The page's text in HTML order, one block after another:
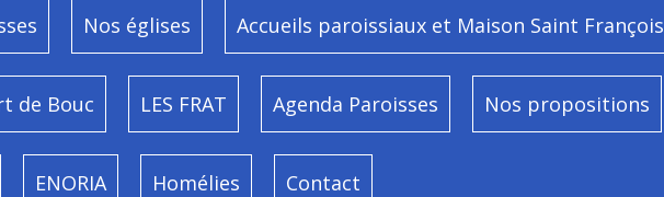
Nos églises Accueils paroissiaux et Maison Saint François
de Bouc LES FRAT Agenda Paroisses Nos propositions
ENORIA Homélies Contact